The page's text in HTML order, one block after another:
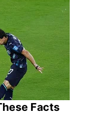
Facts